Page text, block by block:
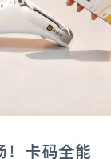
！卡码全能